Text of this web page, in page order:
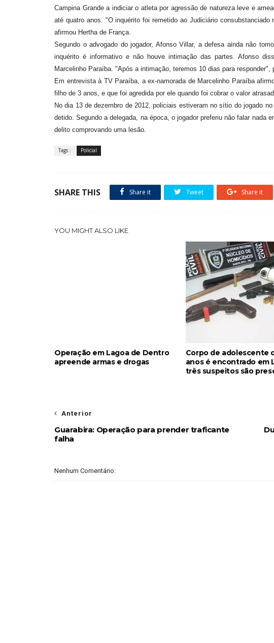
Campina Grande a indiciar o atleta por agressão de natureza leve e
até quatro anos. "O inquérito foi remetido ao Judiciário
afirmou Hertha de França.
Segundo o advogado do jogador, Afonso Villar, a defesa ainda não
inquérito é informativo e não houve intimação das partes. Afonso
Marcelinho Paraíba. "Após a intimação, teremos 10 dias para responder",
Em entrevista à TV Paraíba, a ex-namorada de Marcelinho Paraíba
filho de 3 anos, e que foi agredida por ele quando foi cobrar o valor
No dia 13 de dezembro de 2012, policiais estiveram no sítio do jogado
detido. Segundo a delegada, na época, o jogador preferiu não falar nada
delito comprovando uma lesão.
Tags : Policial
SHARE THIS Share it Tweet Share it
YOU MIGHT ALSO LIKE
Operação em Lagoa de Dentro
apreende armas e drogas
Corpo de adolescente
anos é encontrado em
três suspeitos são
Anterior
Guarabira: Operação para prender traficante
falha
Nenhum Comentário: